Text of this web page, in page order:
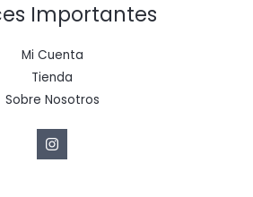
Importantes
Mi Cuenta
Tienda
Sobre Nosotros